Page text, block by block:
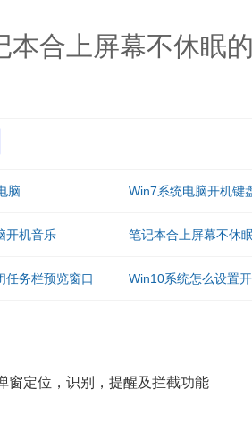
本合上屏幕不休眠
脑 Win7系统电脑开机键
开机音乐 笔记本合上屏幕不休
任务栏预览窗口 Win10系统怎么设置
窗定位，识别，提醒及拦截功能